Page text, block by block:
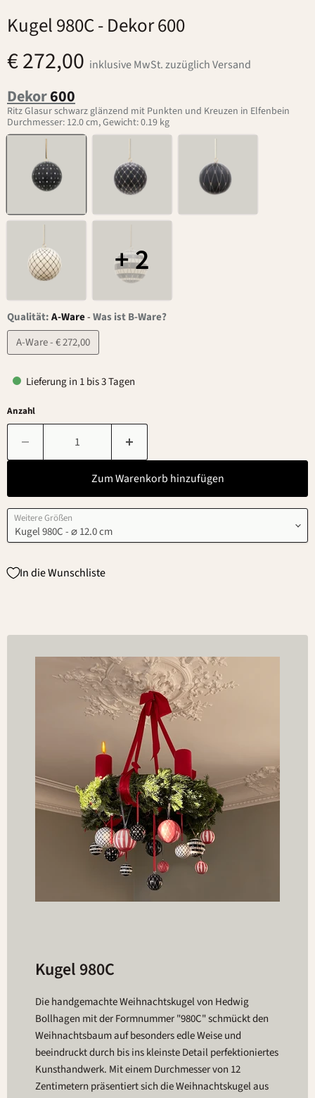
Kugel 980C- Dekor 600
€ 272,00 inklusive MwSt. zuzüglich Versand
Dekor600
Ritz Glasur schwarz glänzend mit Punkten und Kreuzen in Elfenbein
Durchmesser: 12.0 cm, Gewicht: 0.19 kg
+ 2
Qualität:A-Ware-Was ist B-Ware?
A-Ware - € 272,00
Lieferung in 1 bis 3 Tagen
Anzahl
Zum Warenkorb hinzufügen
Weitere Größen
In die Wunschliste
Kugel 980C
Die handgemachte Weihnachtskugel von Hedwig
Bollhagen mit der Formnummer "980C" schmückt den
Weihnachtsbaum auf besonders edle Weise und
beeindruckt durch bis ins kleinste Detail perfektioniertes
Kunsthandwerk. Mit einem Durchmesser von 12
Zentimetern präsentiert sich die Weihnachtskugel aus